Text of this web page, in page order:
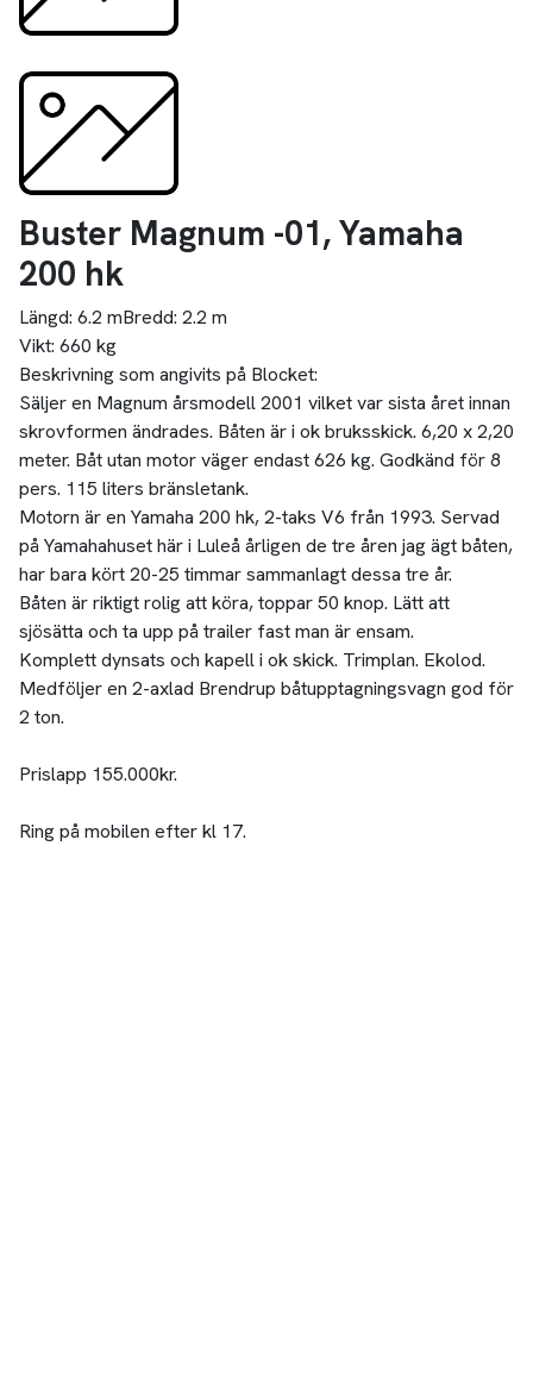
Buster Magnum -01, Yamaha
200 hk
Längd: 6.2 mBredd: 2.2 m
Vikt: 660 kg
Beskrivning som angivits på Blocket:
Säljer en Magnum årsmodell 2001 vilket var sista året innan
skrovformen ändrades. Båten är i ok bruksskick. 6,20 x 2,20
meter. Båt utan motor väger endast 626 kg. Godkänd för 8
pers. 115 liters bränsletank.
Motorn är en Yamaha 200 hk, 2-taks V6 från 1993. Servad
på Yamahahuset här i Luleå årligen de tre åren jag ägt båten,
har bara kört 20-25 timmar sammanlagt dessa tre år.
Båten är riktigt rolig att köra, toppar 50 knop. Lätt att
sjösätta och ta upp på trailer fast man är ensam.
Komplett dynsats och kapell i ok skick. Trimplan. Ekolod.
Medföljer en 2-axlad Brendrup båtupptagningsvagn god för
2 ton.
Prislapp 155.000kr.
Ring på mobilen efter kl 17.